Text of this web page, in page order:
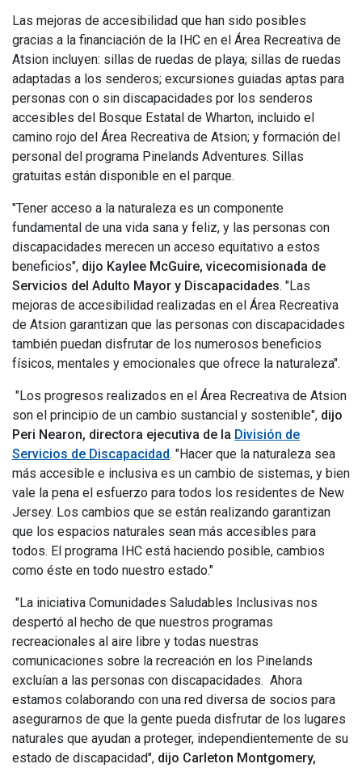
Las mejoras de accesibilidad que han sido posibles
gracias a la financiación de la IHC en el Área Recreativa de
Atsion incluyen: sillas de ruedas de playa; sillas de ruedas
adaptadas a los senderos; excursiones guiadas aptas para
personas con o sin discapacidades por los senderos
accesibles del Bosque Estatal de Wharton, incluido el
camino rojo del Área Recreativa de Atsion; y formación del
personal del programa Pinelands Adventures. Sillas
gratuitas están disponible en el parque.
"Tener acceso a la naturaleza es un componente
fundamental de una vida sana y feliz, y las personas con
discapacidades merecen un acceso equitativo a estos
beneficios", dijo Kaylee McGuire, vicecomisionada de
Servicios del Adulto Mayor y Discapacidades. "Las
mejoras de accesibilidad realizadas en el Área Recreativa
de Atsion garantizan que las personas con discapacidades
también puedan disfrutar de los numerosos beneficios
físicos, mentales y emocionales que ofrece la naturaleza".
"Los progresos realizados en el Área Recreativa de Atsion
son el principio de un cambio sustancial y sostenible", dijo
Peri Nearon, directora ejecutiva de la División de
Servicios de Discapacidad. "Hacer que la naturaleza sea
más accesible e inclusiva es un cambio de sistemas, y bien
vale la pena el esfuerzo para todos los residentes de New
Jersey. Los cambios que se están realizando garantizan
que los espacios naturales sean más accesibles para
todos. El programa IHC está haciendo posible, cambios
como éste en todo nuestro estado."
"La iniciativa Comunidades Saludables Inclusivas nos
despertó al hecho de que nuestros programas
recreacionales al aire libre y todas nuestras
comunicaciones sobre la recreación en los Pinelands
excluían a las personas con discapacidades. Ahora
estamos colaborando con una red diversa de socios para
asegurarnos de que la gente pueda disfrutar de los lugares
naturales que ayudan a proteger, independientemente de su
estado de discapacidad", dijo Carleton Montgomery,